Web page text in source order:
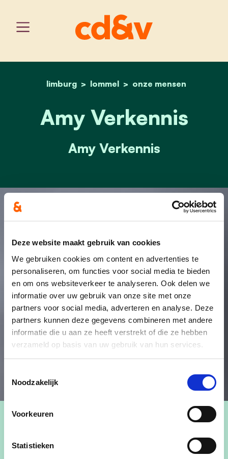
Deze website maakt gebruik van cookies
We gebruiken cookies om content en advertenties te
personaliseren, om functies voor social media te bieden
en om ons websiteverkeer te analyseren. Ook delen we
informatie over uw gebruik van onze site met onze
partners voor social media, adverteren en analyse. Deze
partners kunnen deze gegevens combineren met andere
informatie die u aan ze heeft verstrekt of die ze hebben
verzameld op basis van uw gebruik van hun services.
Noodzakelijk
Voorkeuren
Statistieken
home
limburg lommel onze mensen
amy verkennis
Amy Verkennis
Amy Verkennis